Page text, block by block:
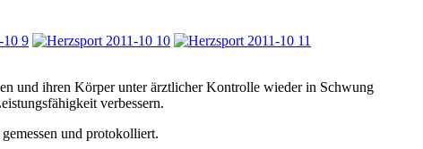
und ihren Körper unter ärztlicher Kontrolle wieder in Schwung
verbessern.
und protokolliert.